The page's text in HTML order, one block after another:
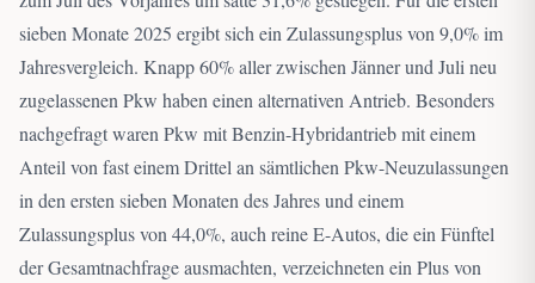
sieben Monate 2025 ergibt sich ein Zulassungsplus von 9,0% im
Jahresvergleich. Knapp 60% aller zwischen Jänner und Juli neu
zugelassenen Pkw haben einen alternativen Antrieb. Besonders
nachgefragt waren Pkw mit Benzin-Hybridantrieb mit einem
Anteil von fast einem Drittel an sämtlichen Pkw-Neuzulassungen
in den ersten sieben Monaten des Jahres und einem
Zulassungsplus von 44,0%, auch reine E-Autos, die ein Fünftel
der Gesamtnachfrage ausmachten, verzeichneten ein Plus von